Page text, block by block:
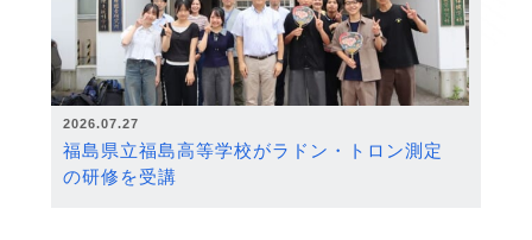
2026.07.27
福島県立福島高等学校がラドン・トロン測定
の研修を受講